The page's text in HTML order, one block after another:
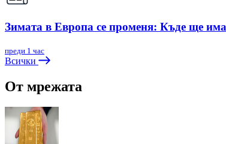
Зимата в Европа се променя: Къде ще
преди 1 час
Всички
От мрежата